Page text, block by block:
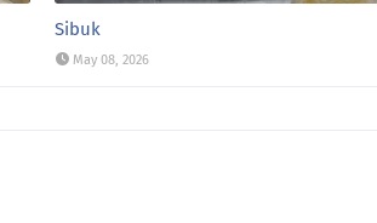
Sibuk
May 08, 2026